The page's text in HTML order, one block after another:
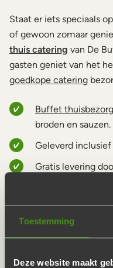
Toestemming
Deze website maakt
Staat er iets speciaals
of gewoon zomaar
thuis catering van De
gasten geniet van het
goedkope catering
Buffet
broden en sauzen.
Geleverd
Gratis levering
THUIS